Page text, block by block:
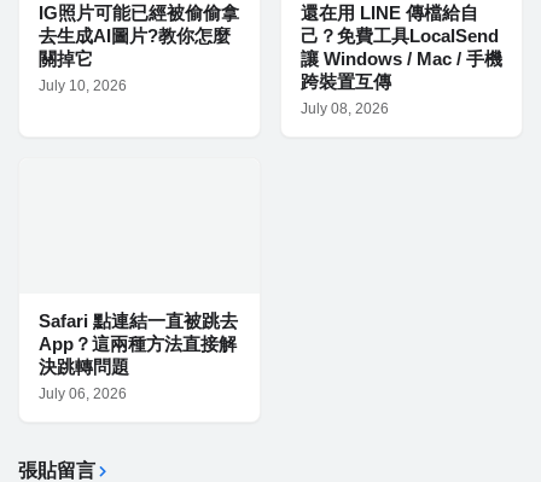
IG照片可能已經被偷偷拿
去生成AI圖片?教你怎麼
關掉它
July 10, 2026
還在用 LINE 傳檔給自
己？免費工具LocalSend
讓 Windows / Mac / 手機
跨裝置互傳
July 08, 2026
Safari 點連結一直被跳去
App？這兩種方法直接解
決跳轉問題
July 06, 2026
張貼留言